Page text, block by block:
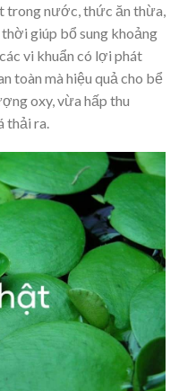
trong nước, thức ăn thừa,
giúp bổ sung khoảng
vi khuẩn có lợi phát
toàn mà hiệu quả cho bể
oxy, vừa hấp thu
thải ra.